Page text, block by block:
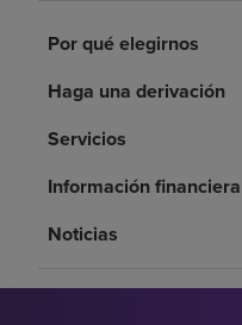
Pacientes y cuidadores
Acerca de nosotros
Por qué elegirnos
Haga una derivación
Servicios
Información financiera
Noticias